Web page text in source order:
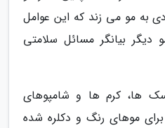
به مو می زند که این عوامل
بیانگر مسائل سلامتی
ها، کرم ها و شامپوهای
موهای رنگ و دکلره شده